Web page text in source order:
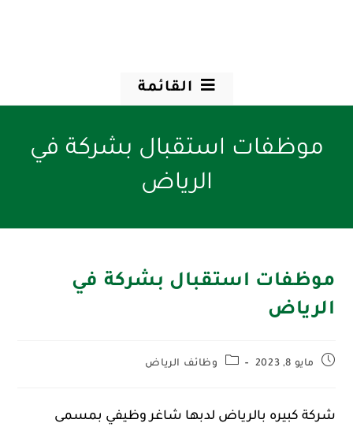
القائمة
موظفات استقبال بشركة في
الرياض
موظفات استقبال بشركة في
الرياض
مايو 8, 2023 وظائف الرياض
شركة كبيره بالرياض لدبها شاغر وظيفي بمسمى